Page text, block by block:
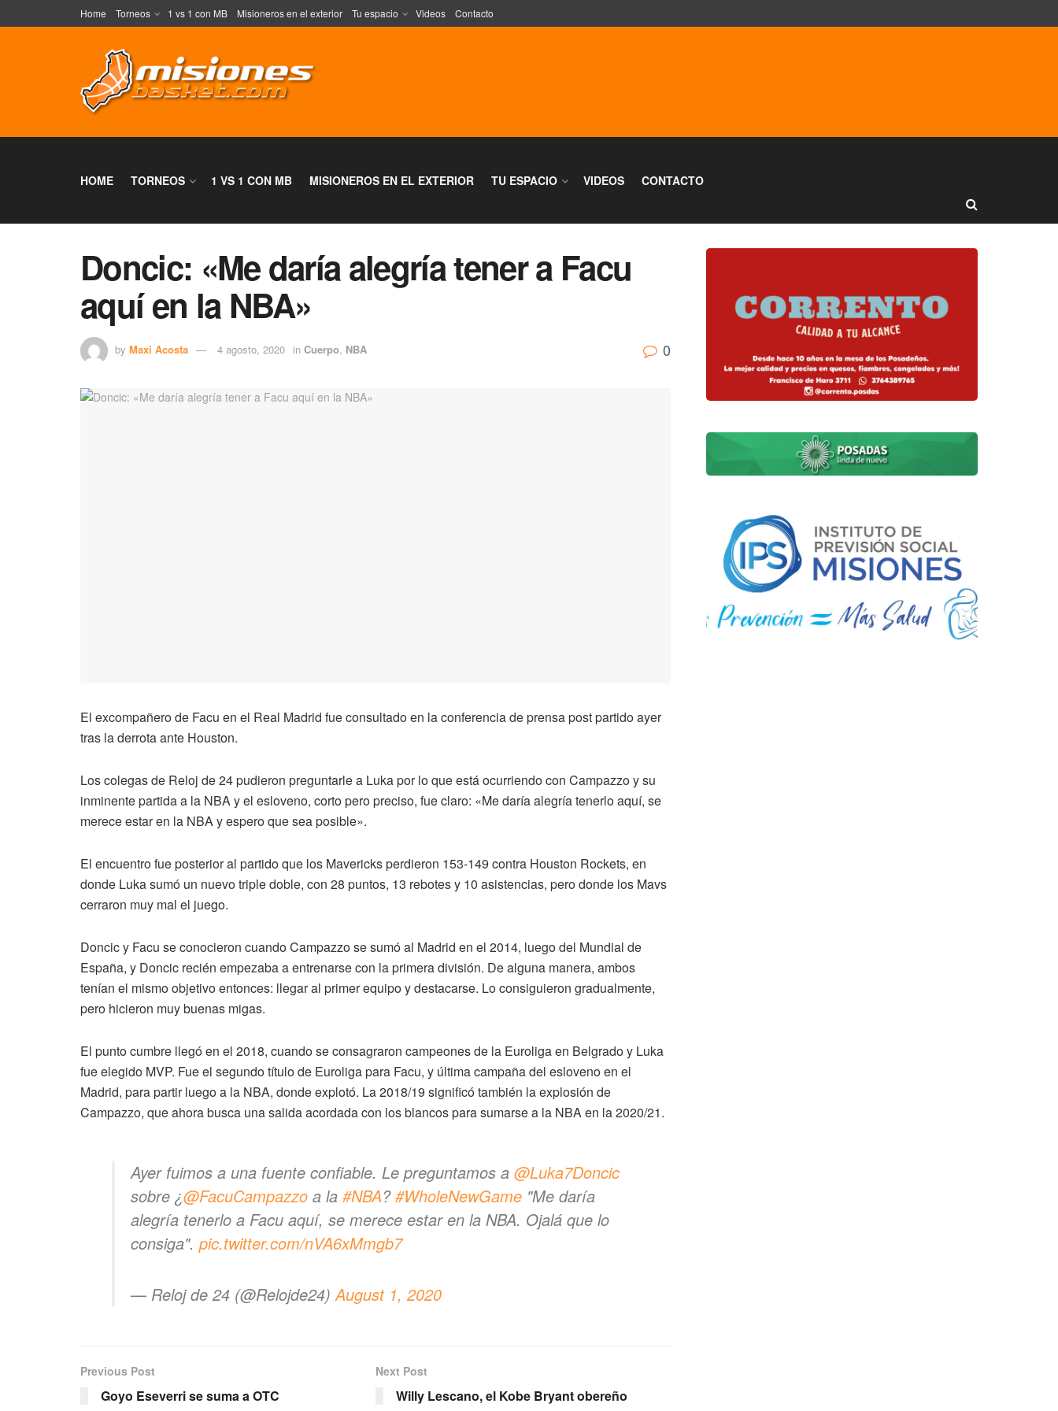
Home Torneos 1 vs 1 con MB Misioneros en el exterior Tu espacio Videos Contacto
HOME TORNEOS 1 VS 1 CON MB MISIONEROS EN EL EXTERIOR TU ESPACIO VIDEOS CONTACTO
Doncic: «Me daría alegría tener a Facu
aquí en la NBA»
by Maxi Acosta 4 agosto, 2020 in Cuerpo, NBA 0
El excompañero de Facu en el Real Madrid fue consultado en la conferencia de prensa post partido ayer
tras la derrota ante Houston.
Los colegas de Reloj de 24 pudieron preguntarle a Luka por lo que está ocurriendo con Campazzo y su
inminente partida a la NBA y el esloveno, corto pero preciso, fue claro: «Me daría alegría tenerlo aquí, se
merece estar en la NBA y espero que sea posible».
El encuentro fue posterior al partido que los Mavericks perdieron 153-149 contra Houston Rockets, en
donde Luka sumó un nuevo triple doble, con 28 puntos, 13 rebotes y 10 asistencias, pero donde los Mavs
cerraron muy mal el juego.
Doncic y Facu se conocieron cuando Campazzo se sumó al Madrid en el 2014, luego del Mundial de
España, y Doncic recién empezaba a entrenarse con la primera división. De alguna manera, ambos
tenían el mismo objetivo entonces: llegar al primer equipo y destacarse. Lo consiguieron gradualmente,
pero hicieron muy buenas migas.
El punto cumbre llegó en el 2018, cuando se consagraron campeones de la Euroliga en Belgrado y Luka
fue elegido MVP. Fue el segundo título de Euroliga para Facu, y última campaña del esloveno en el
Madrid, para partir luego a la NBA, donde explotó. La 2018/19 significó también la explosión de
Campazzo, que ahora busca una salida acordada con los blancos para sumarse a la NBA en la 2020/21.
Ayer fuimos a una fuente confiable. Le preguntamos a @Luka7Doncic
sobre ¿@FacuCampazzo a la #NBA?#WholeNewGame "Me daría
alegría tenerlo a Facu aquí, se merece estar en la NBA. Ojalá que lo
consiga". pic.twitter.com/nVA6xMmgb7
— Reloj de 24 (@Relojde24) August 1, 2020
Previous Post
Goyo Eseverri se suma a OTC
Next Post
Willy Lescano, el Kobe Bryant obereño